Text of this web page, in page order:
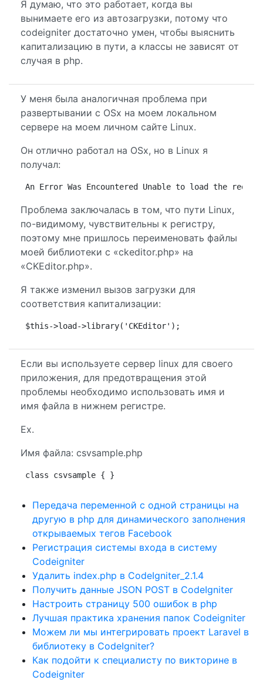
Я думаю, что это работает, когда вы
вынимаете его из автозагрузки, потому что
codeigniter достаточно умен, чтобы выяснить
капитализацию в пути, а классы не зависят от
случая в php.
У меня была аналогичная проблема при
развертывании с OSx на моем локальном
сервере на моем личном сайте Linux.
Он отлично работал на OSx, но в Linux я
получал:
An Error Was Encountered Unable to load the
Проблема заключалась в том, что пути Linux,
по-видимому, чувствительны к регистру,
поэтому мне пришлось переименовать файлы
моей библиотеки с «ckeditor.php» на
«CKEditor.php».
Я также изменил вызов загрузки для
соответствия капитализации:
$this->load->library('CKEditor');
Если вы используете сервер linux для своего
приложения, для предотвращения этой
проблемы необходимо использовать имя и
имя файла в нижнем регистре.
Ex.
Имя файла: csvsample.php
class csvsample { }
Передача переменной с одной страницы на
другую в php для динамического заполнения
открываемых тегов Facebook
Регистрация системы входа в систему
Codeigniter
Удалить index.php в CodeIgniter_2.1.4
Получить данные JSON POST в CodeIgniter
Настроить страницу 500 ошибок в php
Лучшая практика хранения папок Codeigniter
Можем ли мы интегрировать проект Laravel в
библиотеку в CodeIgniter?
Как подойти к специалисту по викторине в
Codeigniter